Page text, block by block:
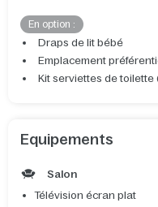
En option :
Draps de lit bébé
Emplacement
Kit serviettes de toilette
Equipements
Salon
Télévision écran plat